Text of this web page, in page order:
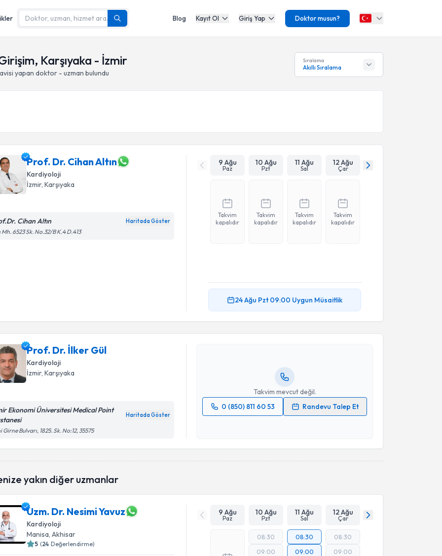
Blog Kayıt Ol Giriş Yap Doktor musun?
Karşıyaka - İzmir
yapan doktor - uzman bulundu
Sıralama
Akıllı Sıralama
Prof. Dr. Cihan Altın
Kardiyoloji
İzmir, Karşıyaka
Cihan Altın Haritada Göster
Mh. 6523 Sk. No.32/B K.4 D.413
9 Ağu
Paz
10 Ağu
Pzt
11 Ağu
Sal
12 Ağu
Çar
Takvim
kapalıdır
Takvim
kapalıdır
Takvim
kapalıdır
Takvim
kapalıdır
24 Ağu Pzt 09:00 Uygun Müsaitlik
Prof. Dr. İlker Gül
Kardiyoloji
İzmir, Karşıyaka
Ekonomi Üniversitesi Medical Point
Haritada Göster
Girne Bulvarı, 1825. Sk. No:12, 35575
Takvim mevcut değil.
0 (850) 811 60 53
Randevu Talep Et
Randevu Takvimi Talebi
Prof. Dr. İlker Güliçin randevu takvimi talebi oluşturun. Size bu
uzmandan randevu almanız için bir takvim hazırlandığında e-
yakın diğer uzmanlar
Uzm. Dr. Nesimi Yavuz
Kardiyoloji
Manisa, Akhisar
5 (24 Değerlendirme)
9 Ağu
Paz
10 Ağu
Pzt
11 Ağu
Sal
12 Ağu
Çar
08:30
09:00
08:30
09:00
08:30
09:00